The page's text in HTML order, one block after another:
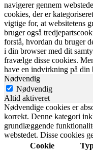
navigerer gennem
cookies, der er
vigtige for, at websitetens
bruger også
forstå, hvordan du bruger
i din browser med dit
fravælge disse cookies.
have en indvirkning på din
Nødvendig
Nødvendig
Altid aktiveret
Nødvendige cookies er
korrekt. Denne kategori
grundlæggende
webstedet. Disse cookies
Cookie